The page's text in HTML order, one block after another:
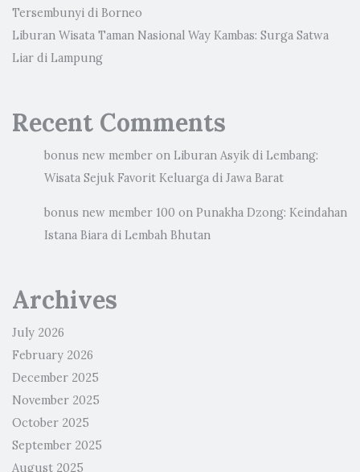
Tersembunyi di Borneo
Liburan Wisata Taman Nasional Way Kambas: Surga Satwa
Liar di Lampung
Recent Comments
bonus new member on Liburan Asyik di Lembang:
Wisata Sejuk Favorit Keluarga di Jawa Barat
bonus new member 100 on Punakha Dzong: Keindahan
Istana Biara di Lembah Bhutan
Archives
July 2026
February 2026
December 2025
November 2025
October 2025
September 2025
August 2025